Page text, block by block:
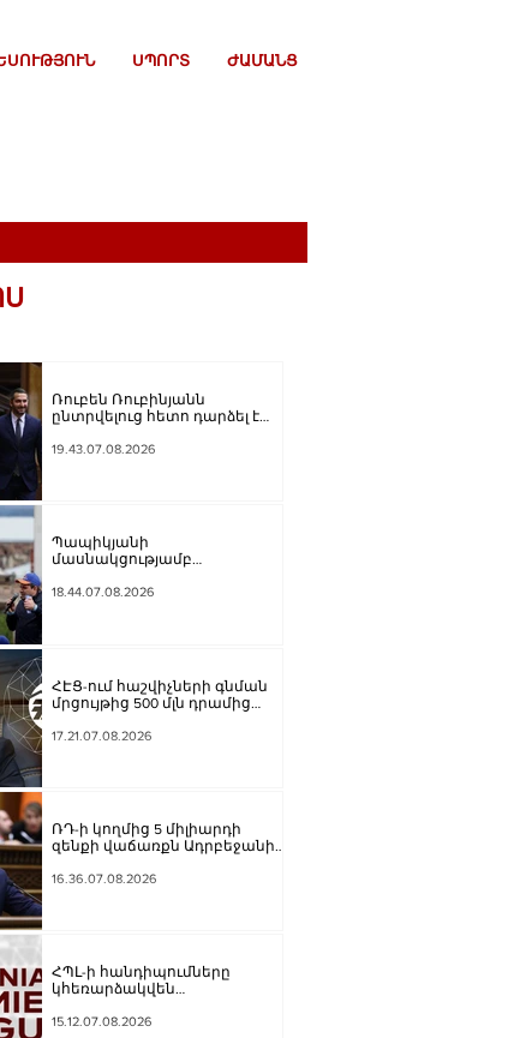
ՍՊՈՐՏ ԺԱՄԱՆՑ
Ռուբեն Ռուբինյանն
ընտրվելուց հետո դարձել է
ամենաերիտասարդ
19.43.07.08.2026
Պապիկյանի
մասնակցությամբ
դեպքի նախաքննությունն
18.44.07.08.2026
ՀԷՑ-ում հաշվիչների գնման
մրցույթից 500 մլն դրամից
արձանագրվել
17.21.07.08.2026
ՌԴ-ի կողմից 5 միլիարդի
զենքի վաճառքն Ադրբեջանին
սպառնալի՞ք էր, թե՞
16.36.07.08.2026
ՀՊԼ-ի հանդիպումները
կհեռարձակվեն
պաշտոնական
15.12.07.08.2026